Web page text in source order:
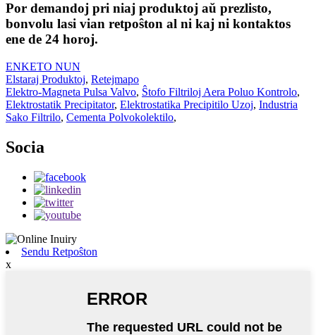
Por demandoj pri niaj produktoj aŭ prezlisto,
bonvolu lasi vian retpoŝton al ni kaj ni kontaktos
ene de 24 horoj.
ENKETO NUN
Elstaraj Produktoj, Retejmapo
Elektro-Magneta Pulsa Valvo, Ŝtofo Filtriloj Aera Poluo Kontrolo,
Elektrostatik Precipitator, Elektrostatika Precipitilo Uzoj, Industria
Sako Filtrilo, Cementa Polvokolektilo,
Socia
Sendu Retpoŝton
x